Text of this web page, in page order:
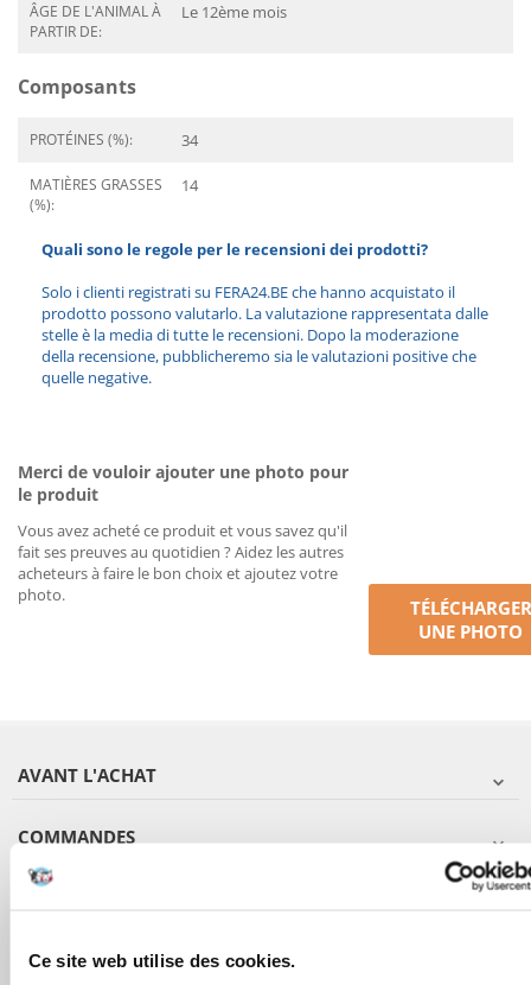
Ce site web utilise des cookies.
ÂGE DE L'ANIMAL À
PARTIR DE:
Le 12ème mois
Composants
PROTÉINES (%): 34
MATIÈRES GRASSES
(%):
14
Quali sono le regole per le recensioni dei prodotti?
Solo i clienti registrati su FERA24.BE che hanno acquistato il
prodotto possono valutarlo. La valutazione rappresentata dalle
stelle è la media di tutte le recensioni. Dopo la moderazione
della recensione, pubblicheremo sia le valutazioni positive che
quelle negative.
Merci de vouloir ajouter une photo pour
le produit
Vous avez acheté ce produit et vous savez qu'il
fait ses preuves au quotidien ? Aidez les autres
acheteurs à faire le bon choix et ajoutez votre
photo.
TÉLÉCHARGER
UNE PHOTO
AVANT L'ACHAT
COMMANDES
APPRENEZ À NOUS CONNAÎTRE